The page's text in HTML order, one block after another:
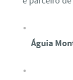
Águia